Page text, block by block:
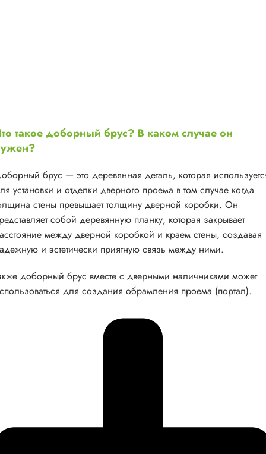
такое доборный брус? В каком случае он
брус — это деревянная деталь, которая
установки и отделки дверного проема в том случае когда
стены превышает толщину дверной коробки. Он
собой деревянную планку, которая закрывает
между дверной коробкой и краем стены, создавая
и эстетически приятную связь между ними.
доборный брус вместе с дверными наличниками может
для создания обрамления проема (портал).